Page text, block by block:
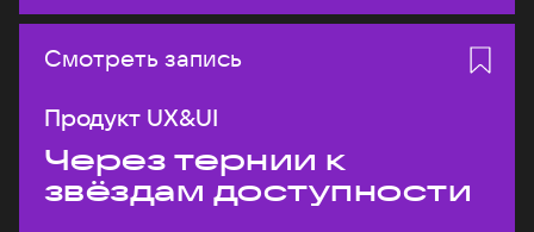
Смотреть запись
Продукт UX&UI
Через тернии к
звёздам доступности